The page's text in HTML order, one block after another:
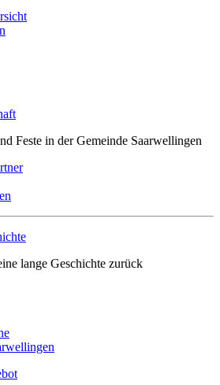
Feste in der Gemeinde Saarwellingen
lange Geschichte zurück